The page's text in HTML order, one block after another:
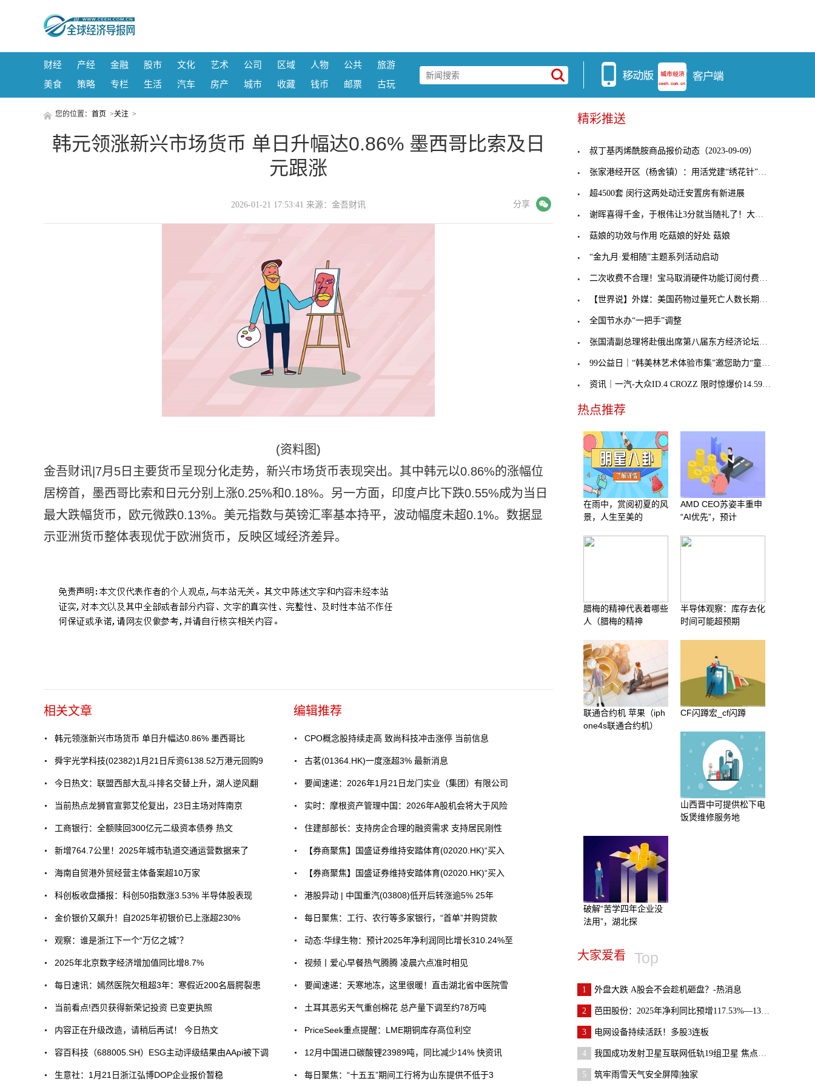
财经 产经 金融 股市 文化 艺术 公司 区域 人物 公共
旅游
美食
策略 专栏 生活 汽车 房产 城市 收藏 钱币 邮票 古玩
您的位置： 首页 >关注 >
韩元领涨新兴市场货币 单日升幅达0.86% 墨西哥比索及日
元跟涨
2026-01-21 17:53:41 来源：金吾财讯 分享
(资料图)
金吾财讯|7月5日主要货币呈现分化走势，新兴市场货币表现突出。其中韩元以0.86%的涨幅位
居榜首，墨西哥比索和日元分别上涨0.25%和0.18%。另一方面，印度卢比下跌0.55%成为当日
最大跌幅货币，欧元微跌0.13%。美元指数与英镑汇率基本持平，波动幅度未超0.1%。数据显
示亚洲货币整体表现优于欧洲货币，反映区域经济差异。
相关文章
韩元领涨新兴市场货币 单日升幅达0.86% 墨西哥比
舜宇光学科技(02382)1月21日斥资6138.52万港元回购9
今日热文：联盟西部大乱斗排名交替上升，湖人逆风翻
当前热点龙狮官宣郭艾伦复出，23日主场对阵南京
工商银行：全额赎回300亿元二级资本债券 热文
新增764.7公里！2025年城市轨道交通运营数据来了
海南自贸港外贸经营主体备案超10万家
科创板收盘播报：科创50指数涨3.53% 半导体股表现
金价银价又飙升！自2025年初银价已上涨超230%
观察：谁是浙江下一个“万亿之城”？
2025年北京数字经济增加值同比增8.7%
每日速讯：嫣然医院欠租超3年：寒假近200名唇腭裂患
当前看点!西贝获得新荣记投资 已变更执照
内容正在升级改造，请稍后再试！ 今日热文
容百科技（688005.SH）ESG主动评级结果由AApi被下调
生意社：1月21日浙江弘博DOP企业报价暂稳
编辑推荐
CPO概念股持续走高 致尚科技冲击涨停 当前信息
古茗(01364.HK)一度涨超3% 最新消息
要闻速递：2026年1月21日龙门实业（集团）有限公司
实时：摩根资产管理中国：2026年A股机会将大于风险
住建部部长：支持房企合理的融资需求 支持居民刚性
【券商聚焦】国盛证券维持安踏体育(02020.HK)“买入
【券商聚焦】国盛证券维持安踏体育(02020.HK)“买入
港股异动 | 中国重汽(03808)低开后转涨逾5% 25年
每日聚焦：工行、农行等多家银行，“首单”并购贷款
动态:华绿生物：预计2025年净利润同比增长310.24%至
视频丨爱心早餐热气腾腾 凌晨六点准时相见
要闻速递：天寒地冻，这里很暖！直击湖北省中医院雪
土耳其恶劣天气重创棉花 总产量下调至约78万吨
PriceSeek重点提醒：LME期铜库存高位利空
12月中国进口碳酸锂23989吨，同比减少14% 快资讯
每日聚焦：“十五五”期间工行将为山东提供不低于3
精彩推送
叔丁基丙烯酰胺商品报价动态（2023-09-09）
张家港经开区（杨舍镇）：用活党建“绣花针”，穿起
超4500套 闵行这两处动迁安置房有新进展
谢晖喜得千金，于根伟让3分就当随礼了！大连人客战
菇娘的功效与作用 吃菇娘的好处 菇娘
“金九月·爱相随”主题系列活动启动
二次收费不合理！宝马取消硬件功能订阅付费，奔驰不
【世界说】外媒：美国药物过量死亡人数长期处于历史
全国节水办“一把手”调整
张国清副总理将赴俄出席第八届东方经济论坛，外交部
99公益日｜“韩美林艺术体验市集”邀您助力“童音童
资讯｜一汽-大众ID.4 CROZZ 限时惊爆价14.59万元起
热点推荐
在雨中，赏阅初夏的风
景，人生至美的
AMD CEO苏姿丰重申
“AI优先”，预计
腊梅的精神代表着哪些
人（腊梅的精神
半导体观察：库存去化
时间可能超预期
联通合约机 苹果（iph
one4s联通合约机）
CF闪蹲宏_cf闪蹲
山西晋中可提供松下电
饭煲维修服务地
破解“苦学四年企业没
法用”，湖北探
大家爱看 Top
1 外盘大跌 A股会不会趁机砸盘？-热消息
2 芭田股份：2025年净利同比预增117.53%—139.53%
3 电网设备持续活跃！多股3连板
4 我国成功发射卫星互联网低轨19组卫星 焦点观察
5 筑牢雨雪天气安全屏障|独家